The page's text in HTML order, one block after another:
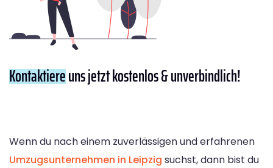
Kontaktiereuns jetzt kostenlos & unverbindlich!
Wenn du nach einem zuverlässigen und erfahrenen
Umzugsunternehmen in Leipzig suchst, dann bist du